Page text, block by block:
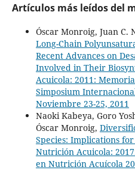
Artículos más leídos del
Óscar Monroig, Juan C.
Long-Chain
Recent Advances on
Involved in Their
Acuicola: 2011:
Simposium
Noviembre 23-25, 2011
Naoki Kabeya, Goro
Óscar Monroig,
Species: Implications
Nutrición Acuicola:
en Nutrición Acuícola